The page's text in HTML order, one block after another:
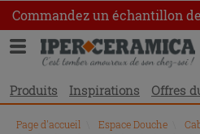
Commandez un échantillon
Produits Inspirations Offres
Page d'accueil Espace Douche